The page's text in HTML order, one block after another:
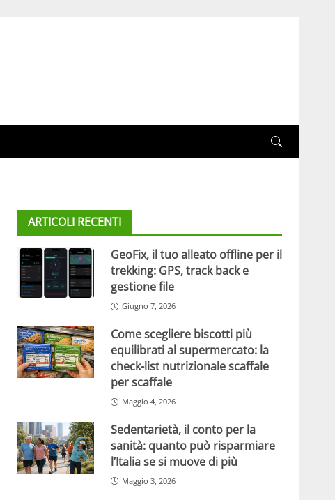
ARTICOLI RECENTI
GeoFix, il tuo alleato offline per il
trekking: GPS, track back e
gestione file
Giugno 7, 2026
Come scegliere biscotti più
equilibrati al supermercato: la
check-list nutrizionale scaffale
per scaffale
Maggio 4, 2026
Sedentarietà, il conto per la
sanità: quanto può risparmiare
l’Italia se si muove di più
Maggio 3, 2026